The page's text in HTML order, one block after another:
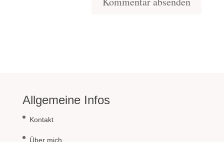
Allgemeine Infos
Kontakt
Über mich